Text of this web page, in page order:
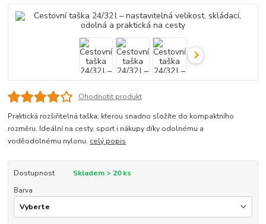
Ohodnotit produkt
Praktická rozšiřitelná taška, kterou snadno složíte do kompaktního
rozměru. Ideální na cesty, sport i nákupy díky odolnému a
voděodolnému nylonu. celý popis
Dostupnost
Skladem > 20 ks
Barva